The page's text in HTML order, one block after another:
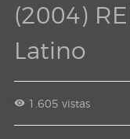
(2004)
Latino
1.605 vistas